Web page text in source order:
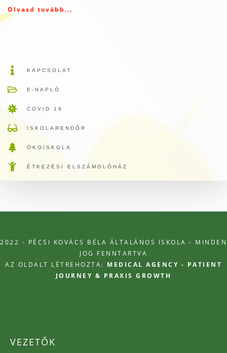
Olvasd tovább...
KAPCSOLAT
E-NAPLÓ
COVID 19
ISKOLARENDŐR
ÖKOISKOLA
ÉTKEZÉSI ELSZÁMOLÓHÁZ
2022 - PÉCSI KOVÁCS BÉLA ÁLTALÁNOS ISKOLA - MINDEN
JOG FENNTARTVA
AZ OLDALT LÉTREHOZTA: MEDICAL AGENCY - PATIENT
JOURNEY & PRAXIS GROWTH
VEZETŐK